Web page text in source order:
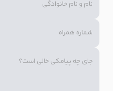
انتخاب کلمات یک متن تبلیغ
دغدغه‌ها و نیازهای مشتریان شما
است بتوانید یک متن تبلیغ پیج
احساسات مخاطبان را برانگیزد و